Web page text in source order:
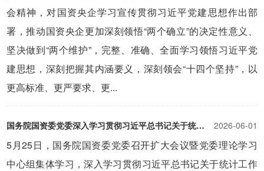
会精神，对国资央企学习宣传贯彻习近平党建思想作出部
署，推动国资央企更加深刻领悟“两个确立”的决定性意义、
坚决做到“两个维护”，完整、准确、全面学习领悟习近平党
建思想，深刻把握其内涵要义，深刻领会“十四个坚持”，以
更高标准、更严要求、更...
2026-06-01
国务院国资委党委深入学习贯彻习近平总书记关于统计工作的重要论述持续提升国资系统统计数据质量 为国资央企高质量发展提供坚实保障
5月25日，国务院国资委党委召开扩大会议暨党委理论学习
中心组集体学习，深入学习贯彻习近平总书记关于统计工作